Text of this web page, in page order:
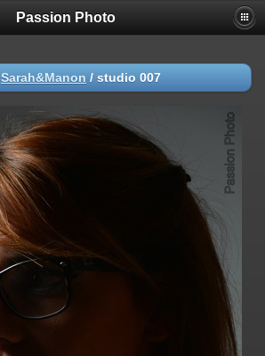
Passion Photo
Sarah&Manon / studio 007